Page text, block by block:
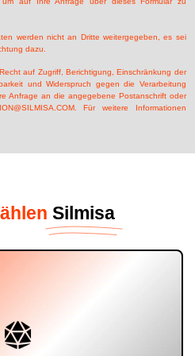
werden nicht an Dritte weitergegeben, es sei
dazu.
auf Zugriff, Berichtigung, Einschränkung der
und Widerspruch gegen die Verarbeitung
Anfrage an die angegebene Postanschrift oder
Für weitere Informationen
Silmisa
Komponenten sowie
für jedes Gerät.